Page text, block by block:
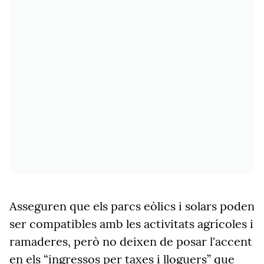
Asseguren que els parcs eòlics i solars poden
ser compatibles amb les activitats agrícoles i
ramaderes, però no deixen de posar l'accent
en els “ingressos per taxes i lloguers” que